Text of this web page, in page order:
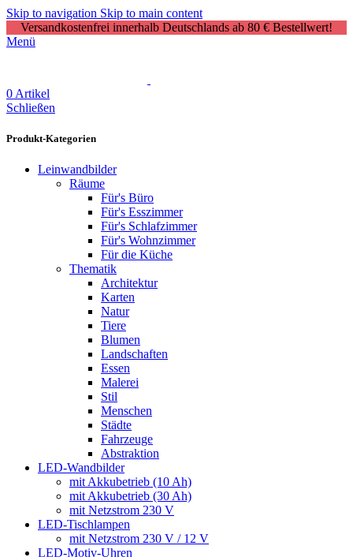
Skip to navigation Skip to main content
Versandkostenfrei innerhalb Deutschlands ab 80 € Bestellwert!
Menü
0 Artikel
Schließen
Produkt-Kategorien
Leinwandbilder
Räume
Für's Büro
Für's Esszimmer
Für's Schlafzimmer
Für's Wohnzimmer
Für die Küche
Thematik
Architektur
Karten
Natur
Tiere
Blumen
Landschaften
Essen
Malerei
Stil
Menschen
Städte
Fahrzeuge
Abstraktion
LED-Wandbilder
mit Akkubetrieb (10 Ah)
mit Akkubetrieb (30 Ah)
mit Netzstrom 230 V
LED-Tischlampen
mit Netzstrom 230 V / 12 V
LED-Motiv-Uhren